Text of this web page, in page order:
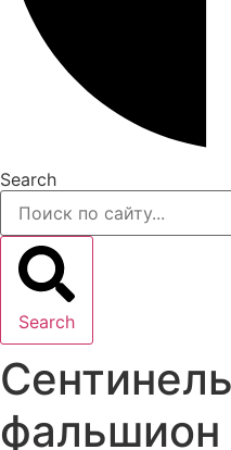
Search
Search
фальшион